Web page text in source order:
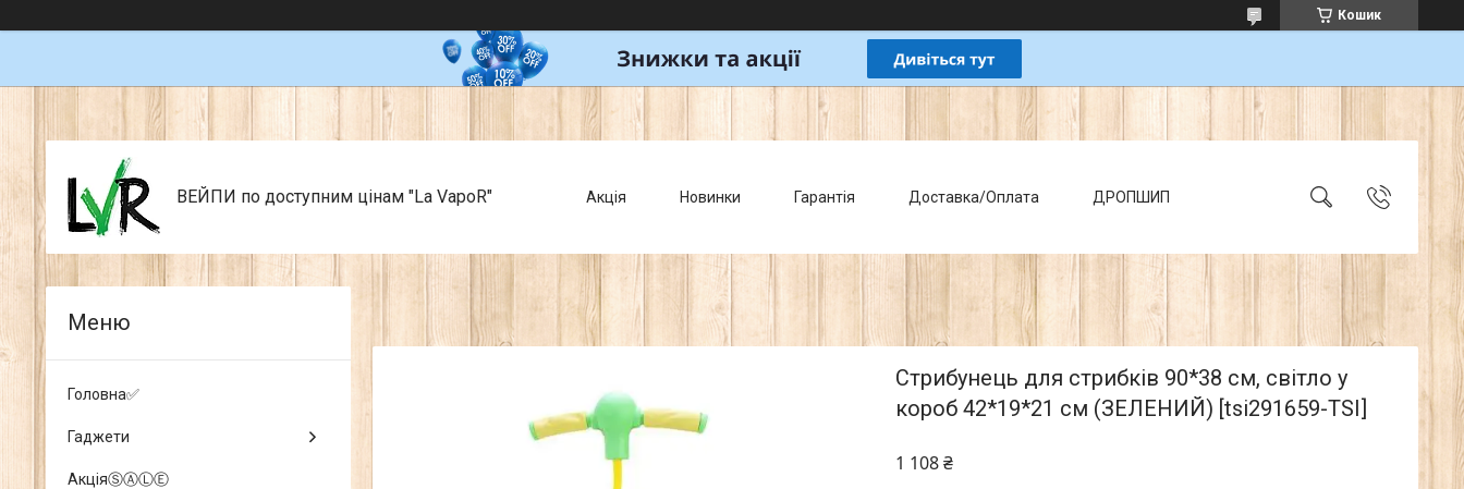
Кошик
ВЕЙПИ по доступним цінам "La VapoR" Акція Новинки Гарантія Доставка/Оплата ДРОПШИП
Стрибунець для стрибків 90*38 см, світло у
короб 42*19*21 см (ЗЕЛЕНИЙ) [tsi291659-TSI]
1 108 ₴
Головна✅
Гаджети
АкціяⓈⒶⓁⒺ